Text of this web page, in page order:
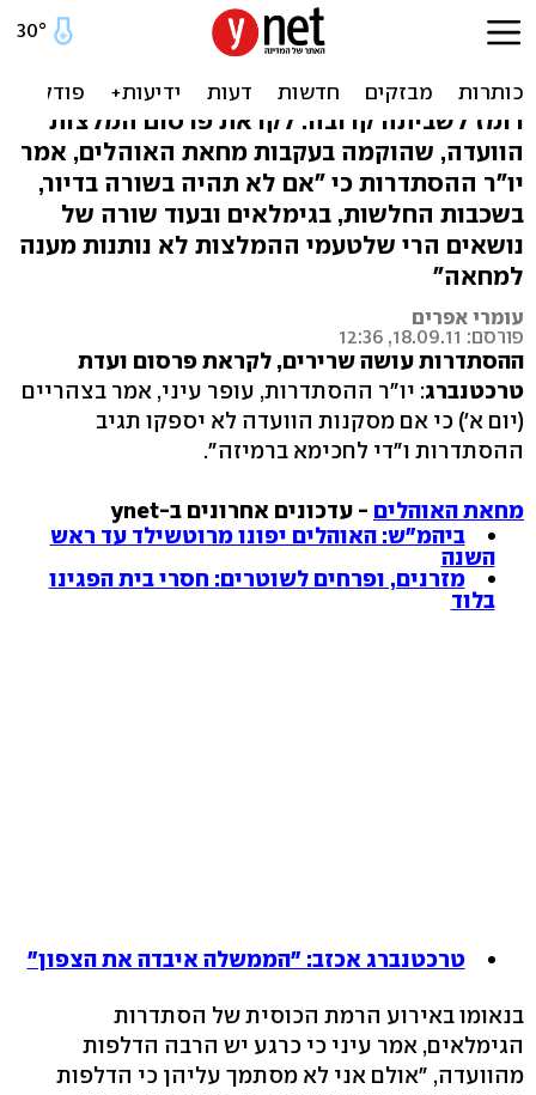
עיני מאיים: נגיב אם מסקנות
טרכטנברג לא יספקו
רומז לשביתה קרובה: לקראת פרסום המלצות
הוועדה, שהוקמה בעקבות מחאת האוהלים, אמר
יו"ר ההסתדרות כי "אם לא תהיה בשורה בדיור,
בשכבות החלשות, בגימלאים ובעוד שורה של
נושאים הרי שלטעמי ההמלצות לא נותנות מענה
למחאה"
עומרי אפרים
פורסם: 18.09.11, 12:36
ההסתדרות עושה שרירים, לקראת פרסום ועדת
טרכטנברג: יו"ר ההסתדרות, עופר עיני, אמר בצהריים
(יום א') כי אם מסקנות הוועדה לא יספקו תגיב
ההסתדרות ו"די לחכימא ברמיזה".
מחאת האוהלים - עדכונים אחרונים ב-ynet
ביהמ"ש: האוהלים יפונו מרוטשילד עד ראש
השנה
מזרנים, ופרחים לשוטרים: חסרי בית הפגינו
בלוד
טרכטנברג אכזב: "הממשלה איבדה את הצפון"
בנאומו באירוע הרמת הכוסית של הסתדרות
הגימלאים, אמר עיני כי כרגע יש הרבה הדלפות
מהוועדה, "אולם אני לא מסתמך עליהן כי הדלפות